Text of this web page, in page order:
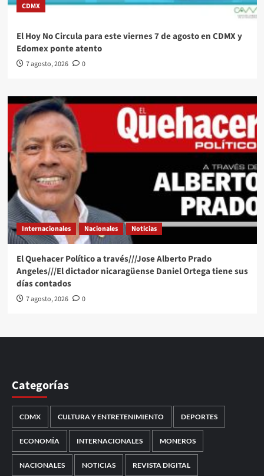
CDMX
El Hoy No Circula para este viernes 7 de agosto en CDMX y
Edomex ponte atento
7 agosto, 2026 0
Internacionales Nacionales Noticias
El Quehacer Político a través///Jose Alberto Prado
Angeles///El dictador nicaragüense Daniel Ortega tiene sus
días contados
7 agosto, 2026 0
Categorías
CDMX CULTURA Y ENTRETENIMIENTO DEPORTES
ECONOMÍA INTERNACIONALES MONEROS
NACIONALES NOTICIAS REVISTA DIGITAL